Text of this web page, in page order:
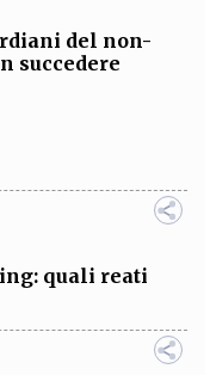
del non-
succedere
quali reati